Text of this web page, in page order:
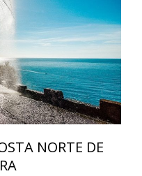
NORTE DE